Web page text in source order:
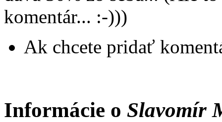
komentár... :-)))
Ak chcete pridať
Informácie o Slavomír